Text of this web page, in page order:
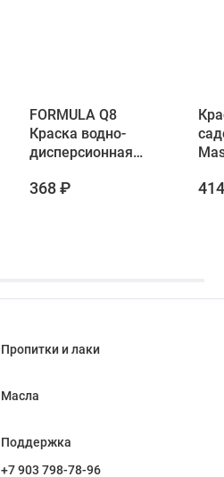
FORMULA Q8
Краска водно-
дисперсионная
потолков 2.7 кг
368 ₽
Пропитки и лаки
Масла
Поддержка
+7 903 798-78-96